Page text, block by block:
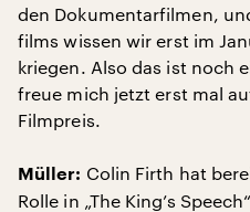
den Dokumentarfilmen,
films wissen wir erst im
kriegen. Also das ist noch
freue mich jetzt erst mal
Filmpreis.
Müller: Colin Firth hat
Rolle in „The King’s